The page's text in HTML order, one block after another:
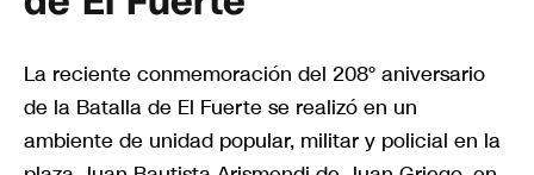
La reciente conmemoración del 208° aniversario
de la Batalla de El Fuerte se realizó en un
ambiente de unidad popular, militar y policial en la